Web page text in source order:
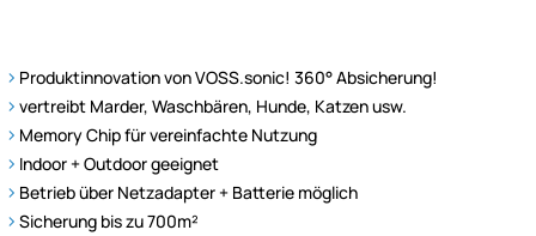
Produktinnovation von VOSS.sonic! 360° Absicherung!
vertreibt Marder, Waschbären, Hunde, Katzen usw.
Memory Chip für vereinfachte Nutzung
Indoor + Outdoor geeignet
Betrieb über Netzadapter + Batterie möglich
Sicherung bis zu 700m²